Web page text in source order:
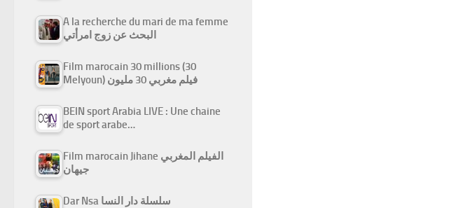
A la recherche du mari de ma femme
البحث عن زوج امرأتي
Film marocain 30 millions (30
Melyoun) فيلم مغربي 30 مليون
BEIN sport Arabia LIVE : Une chaine
de sport arabe…
Film marocain Jihane الفيلم المغربي
جيهان
Dar Nsa سلسلة دار النسا